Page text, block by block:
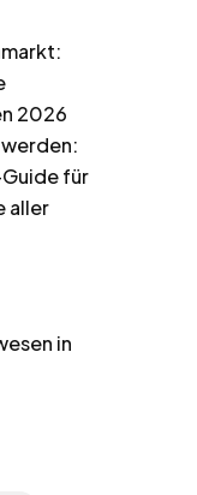
2026
für
aller
in